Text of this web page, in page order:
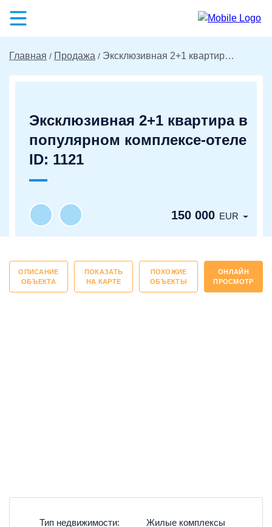
Главная Продажа Эксклюзивная 2+1 квартира в популярном комплексе-отеле ID: 1121
Эксклюзивная 2+1 квартира в
популярном комплексе-отеле
ID: 1121
150 000 EUR
ОПИСАНИЕ
ОБЪЕКТА
ПОКАЗАТЬ
НА КАРТЕ
ПОХОЖИЕ
ОБЪЕКТЫ
ОНЛАЙН
ПРОСМОТР
Тип недвижимости: Жилые комплексы